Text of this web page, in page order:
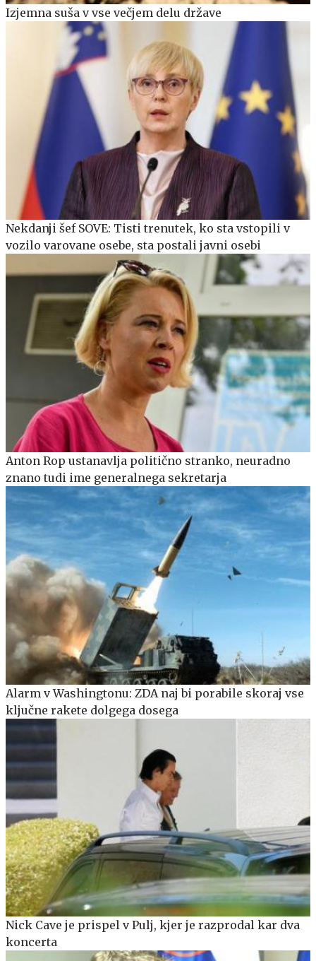
Izjemna suša v vse večjem delu države
Nekdanji šef SOVE: Tisti trenutek, ko sta vstopili v
vozilo varovane osebe, sta postali javni osebi
Anton Rop ustanavlja politično stranko, neuradno
znano tudi ime generalnega sekretarja
Alarm v Washingtonu: ZDA naj bi porabile skoraj vse
ključne rakete dolgega dosega
Nick Cave je prispel v Pulj, kjer je razprodal kar dva
koncerta